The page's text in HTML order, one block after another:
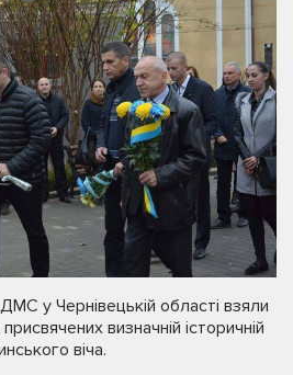
у Чернівецькій області взяли
визначній історичній
віча.